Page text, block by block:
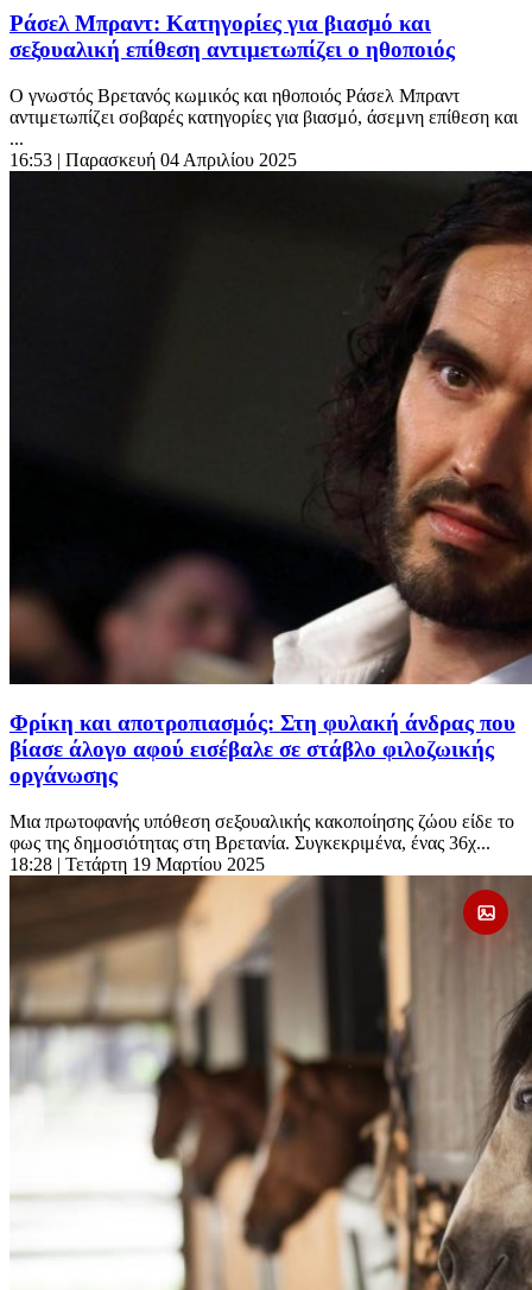
Ράσελ Μπραντ: Κατηγορίες για βιασμό και
σεξουαλική επίθεση αντιμετωπίζει ο ηθοποιός
Ο γνωστός Βρετανός κωμικός και ηθοποιός Ράσελ Μπραντ
αντιμετωπίζει σοβαρές κατηγορίες για βιασμό, άσεμνη επίθεση και
...
16:53 | Παρασκευή 04 Απριλίου 2025
Φρίκη και αποτροπιασμός: Στη φυλακή άνδρας που
βίασε άλογο αφού εισέβαλε σε στάβλο φιλοζωικής
οργάνωσης
Μια πρωτοφανής υπόθεση σεξουαλικής κακοποίησης ζώου είδε το
φως της δημοσιότητας στη Βρετανία. Συγκεκριμένα, ένας 36χ...
18:28 | Τετάρτη 19 Μαρτίου 2025